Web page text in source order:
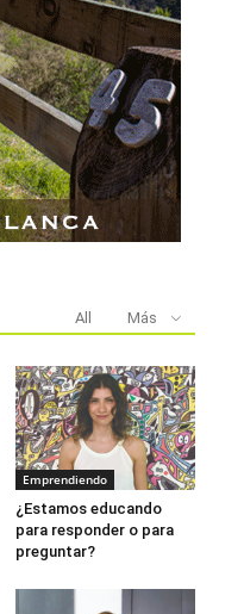
All Más
Emprendiendo
¿Estamos educando
para responder o para
preguntar?